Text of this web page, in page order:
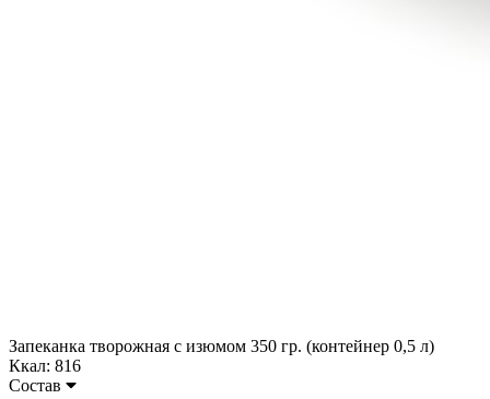
Запеканка творожная с изюмом 350 гр. (контейнер 0,5 л)
Ккал: 816
Состав